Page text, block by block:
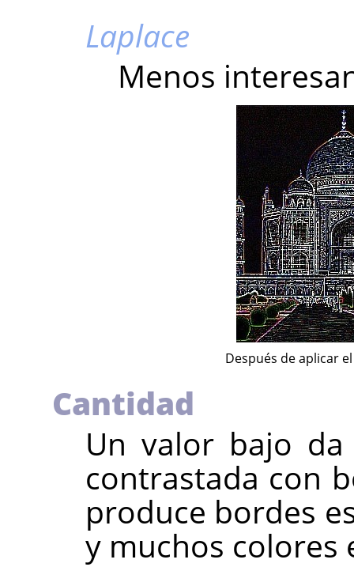
Laplace
Menos
Después de aplicar
Cantidad
Un valor bajo
contrastada con
produce bordes
y muchos colores